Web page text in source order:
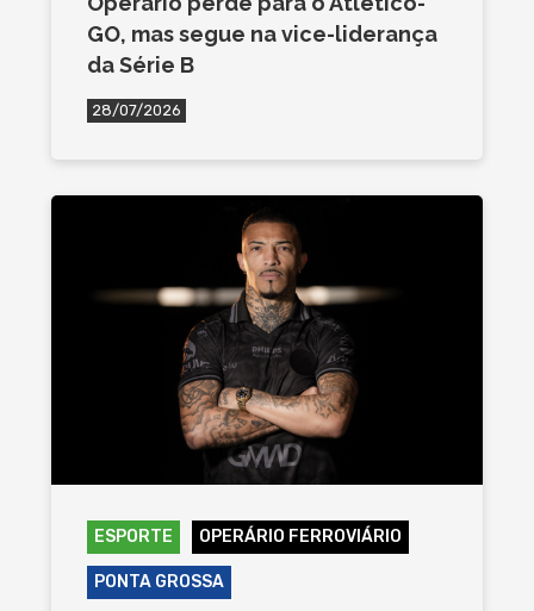
GO, mas segue na vice-liderança
da Série B
28/07/2026
ESPORTE OPERÁRIO FERROVIÁRIO
PONTA GROSSA